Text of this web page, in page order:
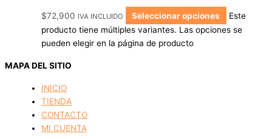
$72,900 IVA INCLUIDO Seleccionar opciones
Este
producto tiene múltiples variantes. Las opciones se
pueden elegir en la página de producto
MAPA DEL SITIO
INICIO
TIENDA
CONTACTO
MI CUENTA